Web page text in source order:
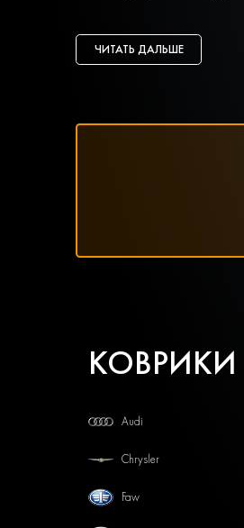
ЧИТАТЬ ДАЛЬШЕ
КОВРИКИ
Audi
Chrysler
Faw